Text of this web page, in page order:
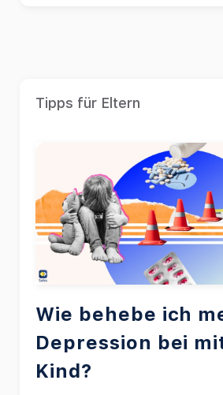
Tipps für Eltern
Wie behebe ich
Depression bei
Kind?